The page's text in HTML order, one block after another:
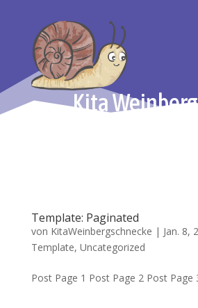
Kita
Template: Paginated
von KitaWeinbergschnecke | Jan. 8,
Template, Uncategorized
Post Page 1 Post Page 2 Post Page